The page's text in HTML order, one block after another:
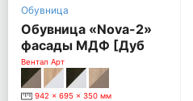
Обувница
Обувница «Nova-2»
фасады МДФ [Дуб
Сономо / Мокко
глянец]
Вентал Арт
942 x 695 x 350 мм